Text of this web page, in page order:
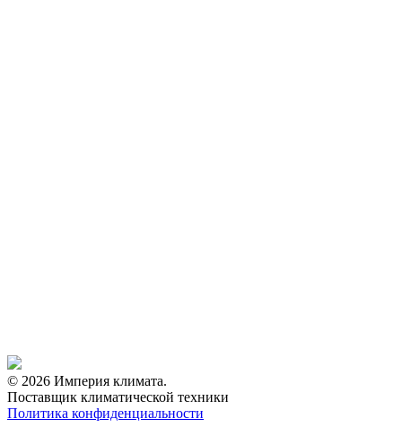
© 2026 Империя климата.
Поставщик климатической техники
Политика конфиденциальности